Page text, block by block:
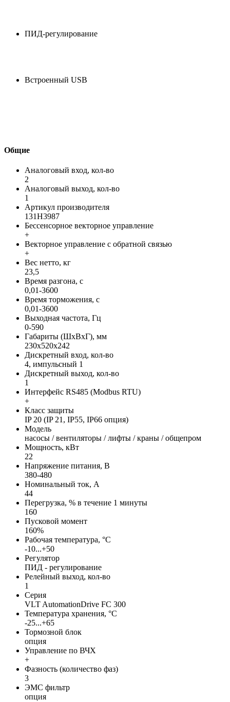
ПИД-регулирование
Встроенный USB
Общие
Аналоговый вход, кол-во
2
Аналоговый выход, кол-во
1
Артикул производителя
131H3987
Бессенсорное векторное управление
+
Векторное управление с обратной связью
+
Вес нетто, кг
23,5
Время разгона, с
0,01-3600
Время торможения, с
0,01-3600
Выходная частота, Гц
0-590
Габариты (ШхВхГ), мм
230х520х242
Дискретный вход, кол-во
4, импульсный 1
Дискретный выход, кол-во
1
Интерфейс RS485 (Modbus RTU)
+
Класс защиты
IP 20 (IP 21, IP55, IP66 опция)
Модель
насосы / вентиляторы / лифты / краны / общепром
Мощность, кВт
22
Напряжение питания, В
380-480
Номинальный ток, А
44
Перегрузка, % в течение 1 минуты
160
Пусковой момент
160%
Рабочая температура, °С
-10...+50
Регулятор
ПИД - регулирование
Релейный выход, кол-во
1
Серия
VLT AutomationDrive FC 300
Температура хранения, °С
-25...+65
Тормозной блок
опция
Управление по ВЧХ
+
Фазность (количество фаз)
3
ЭМС фильтр
опция